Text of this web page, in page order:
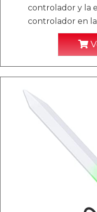
controlador y la
controlador en